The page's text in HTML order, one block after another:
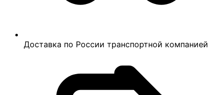
Доставка по России транспортной компанией